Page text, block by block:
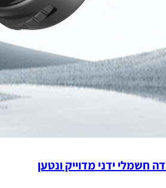
חשמלי ידני מדוייק ונטען